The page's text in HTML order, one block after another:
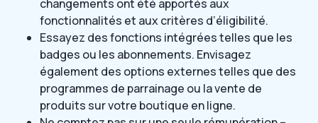
changements ont été apportés aux
fonctionnalités et aux critères d’éligibilité.
Essayez des fonctions intégrées telles que les
badges ou les abonnements. Envisagez
également des options externes telles que des
programmes de parrainage ou la vente de
produits sur votre boutique en ligne.